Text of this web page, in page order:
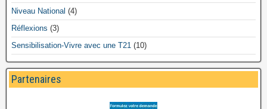
Niveau National (4)
Réflexions (3)
Sensibilisation-Vivre avec une T21 (10)
Partenaires